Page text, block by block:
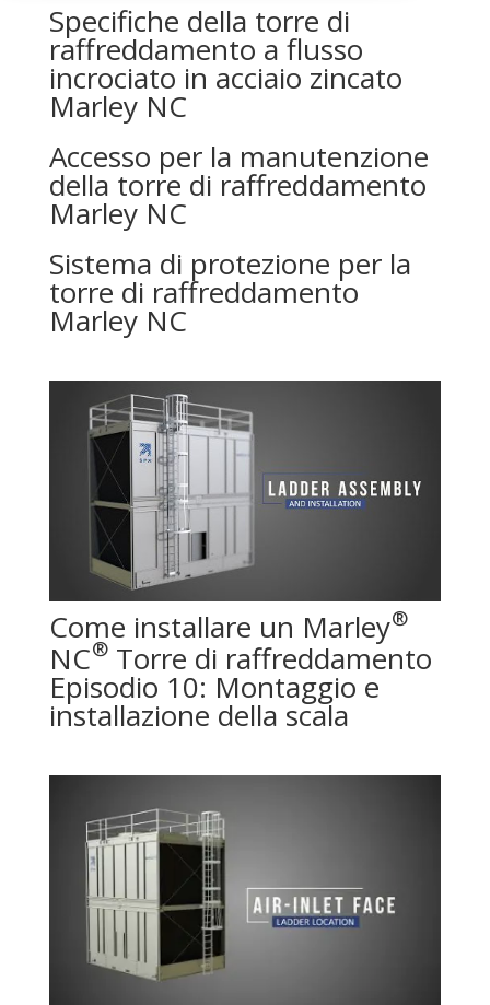
Specifiche della torre di
raffreddamento a flusso
incrociato in acciaio zincato
Marley NC
Accesso per la manutenzione
della torre di raffreddamento
Marley NC
Sistema di protezione per la
torre di raffreddamento
Marley NC
Come installare un Marley®
NC®Torre di raffreddamento
Episodio 10: Montaggio e
installazione della scala